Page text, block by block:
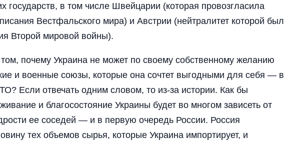
государств, в том числе Швейцарии (которая провозгласила
Вестфальского мира) и Австрии (нейтралитет которой был
Второй мировой войны).
том, почему Украина не может по своему собственному желанию
и военные союзы, которые она сочтет выгодными для себя — в
Если отвечать одним словом, то из-за истории. Как бы
и благосостояние Украины будет во многом зависеть от
ее соседей — и в первую очередь России. Россия
тех объемов сырья, которые Украина импортирует, и